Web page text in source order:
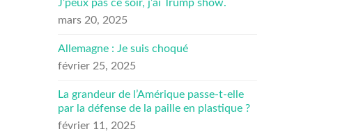
J’peux pas ce soir, j’ai Trump show.
mars 20, 2025
Allemagne : Je suis choqué
février 25, 2025
La grandeur de l’Amérique passe-t-elle
par la défense de la paille en plastique ?
février 11, 2025